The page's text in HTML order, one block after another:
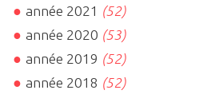
année 2021 (52)
année 2020 (53)
année 2019 (52)
année 2018 (52)